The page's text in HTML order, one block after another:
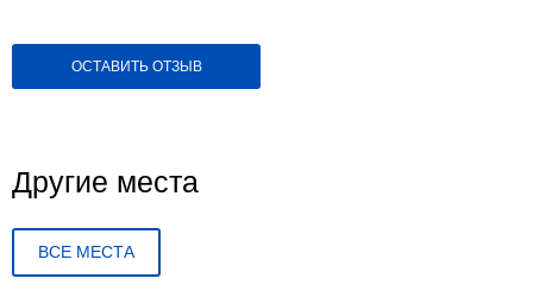
ОСТАВИТЬ ОТЗЫВ
Другие места
ВСЕ МЕСТА